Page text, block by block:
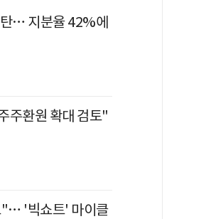
… 지분율 42%에
주환원 확대 검토"
"… '빅쇼트' 마이클